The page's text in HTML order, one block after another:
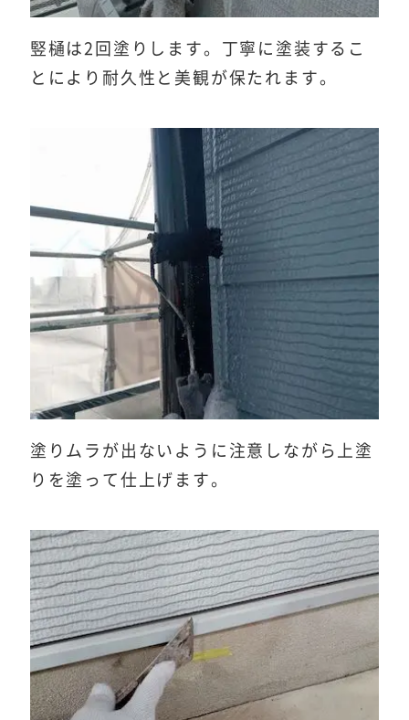
竪樋は2回塗りします。丁寧に塗装するこ
とにより耐久性と美観が保たれます。
塗りムラが出ないように注意しながら上塗
りを塗って仕上げます。